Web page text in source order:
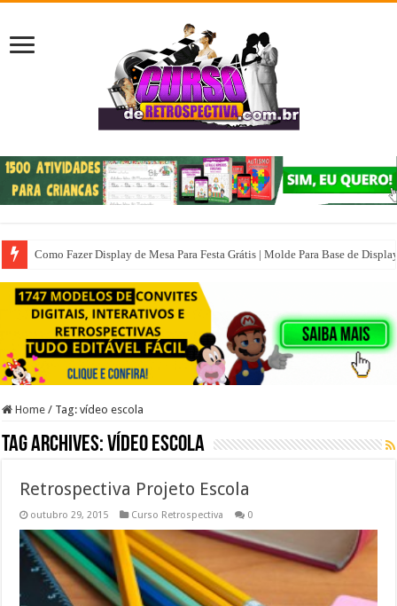
Como Fazer Display de Mesa Para Festa Grátis | Molde Para Base de
Home / Tag:vídeo escola
Tag Archives:vídeo escola
Retrospectiva Projeto Escola
outubro 29, 2015 Curso Retrospectiva 0